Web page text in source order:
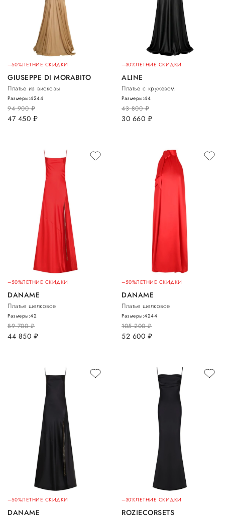
–50%ЛЕТНИЕ СКИДКИ
GIUSEPPE DI MORABITO
Платье из вискозы
94 900руб.
47 450 руб.
Размеры:4244
–30%ЛЕТНИЕ СКИДКИ
ALINE
Платье с кружевом
43 800руб.
30 660 руб.
Размеры:44
–50%ЛЕТНИЕ СКИДКИ
DANAME
Платье шелковое
89 700руб.
44 850 руб.
Размеры:42
–50%ЛЕТНИЕ СКИДКИ
DANAME
Платье шелковое
105 200руб.
52 600 руб.
Размеры:4244
–50%ЛЕТНИЕ СКИДКИ
DANAME
–30%ЛЕТНИЕ СКИДКИ
ROZIECORSETS